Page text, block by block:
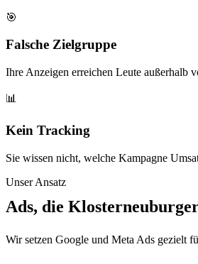
🎯
Falsche Zielgruppe
Ihre Anzeigen erreichen Leute außerhalb
📊
Kein Tracking
Sie wissen nicht, welche Kampagne
Unser Ansatz
Ads, die
Wir setzen Google und Meta Ads gezielt